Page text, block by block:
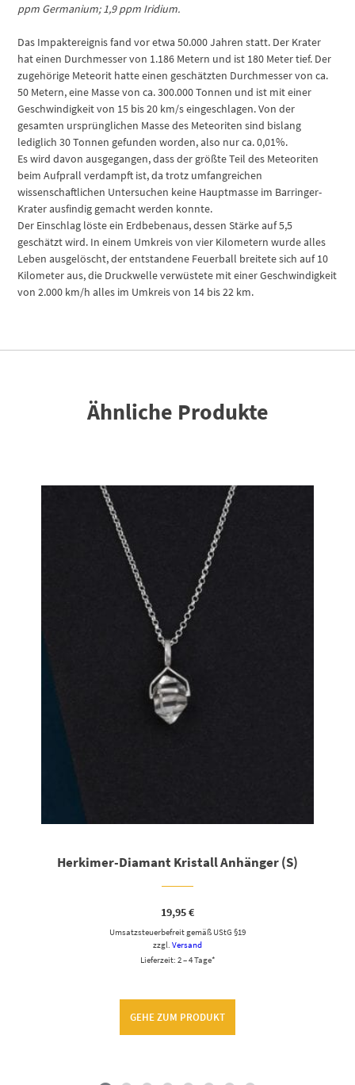
ppm Germanium; 1,9 ppm Iridium.
Das Impaktereignis fand vor etwa 50.000 Jahren statt. Der Krater
hat einen Durchmesser von 1.186 Metern und ist 180 Meter tief. Der
zugehörige Meteorit hatte einen geschätzten Durchmesser von ca.
50 Metern, eine Masse von ca. 300.000 Tonnen und ist mit einer
Geschwindigkeit von 15 bis 20 km/s eingeschlagen. Von der
gesamten ursprünglichen Masse des Meteoriten sind bislang
lediglich 30 Tonnen gefunden worden, also nur ca. 0,01%.
Es wird davon ausgegangen, dass der größte Teil des Meteoriten
beim Aufprall verdampft ist, da trotz umfangreichen
wissenschaftlichen Untersuchen keine Hauptmasse im Barringer-
Krater ausfindig gemacht werden konnte.
Der Einschlag löste ein Erdbebenaus, dessen Stärke auf 5,5
geschätzt wird. In einem Umkreis von vier Kilometern wurde alles
Leben ausgelöscht, der entstandene Feuerball breitete sich auf 10
Kilometer aus, die Druckwelle verwüstete mit einer Geschwindigkeit
von 2.000 km/h alles im Umkreis von 14 bis 22 km.
Ähnliche Produkte
Herkimer-Diamant Kristall Anhänger (S)
19,95€
Umsatzsteuerbefreit gemäß UStG §19
zzgl.Versand
Lieferzeit: 2 – 4 Tage*
GEHE ZUM PRODUKT